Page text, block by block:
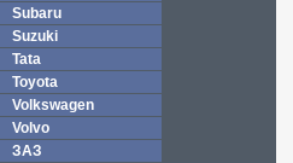
Subaru
Suzuki
Tata
Toyota
Volkswagen
Volvo
ЗАЗ